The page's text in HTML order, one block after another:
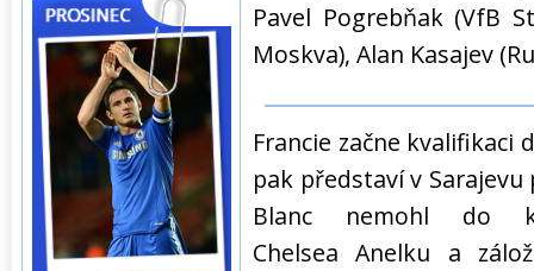
Pavel Pogrebňak (VfB
Moskva), Alan Kasajev
Francie začne kvalifikaci
pak představí v
Blanc nemohl do
Chelsea Anelku a